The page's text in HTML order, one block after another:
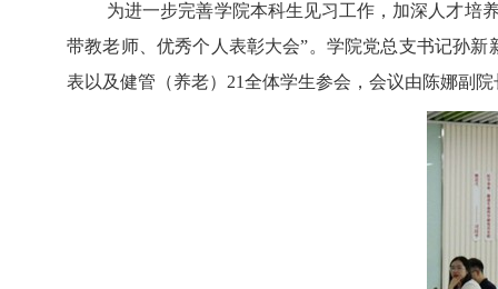
为进一步完善学院本科生见习工作，加深人才培
带教老师、优秀个人表彰大会”。学院党总支书记孙
表以及健管（养老） 21全体学生参会，会议由陈娜副院